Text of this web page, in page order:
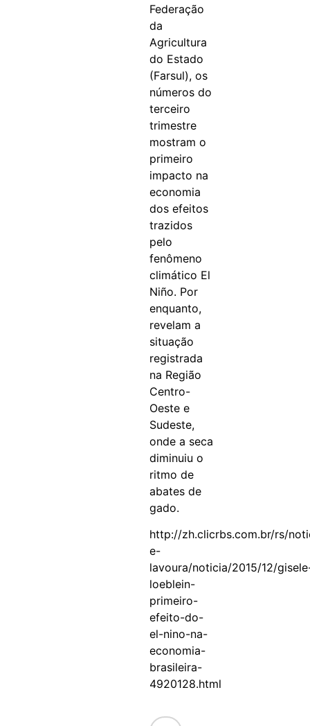
Federação
da
Agricultura
do Estado
(Farsul), os
números do
terceiro
trimestre
mostram o
primeiro
impacto na
economia
dos efeitos
trazidos
pelo
fenômeno
climático El
Niño. Por
enquanto,
revelam a
situação
registrada
na Região
Centro-
Oeste e
Sudeste,
onde a seca
diminuiu o
ritmo de
abates de
gado.
http://zh.clicrbs.com.br/rs/
e-
lavoura/noticia/2015/12/
loeblein-
primeiro-
efeito-do-
el-nino-na-
economia-
brasileira-
4920128.html